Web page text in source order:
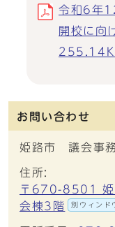
令和6年
開校に向
お問い合わせ
姫路市 議会事
住所:
〒670-8501 姫
会棟3階
別ウィンド